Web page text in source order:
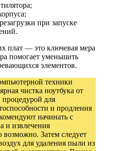
при запуске
плат — это ключевая мера
помогает уменьшить
элементов.
техники
чистка ноутбука от
для
и продления
начинать с
и извлечения
возможно. Затем следует
для удаления пыли из